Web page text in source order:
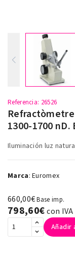
Referencia: 26526
1300-1700 nD.
Iluminación luz
Marca:Euromex
660,00€Base imp.
798,60€con IVA
Añadir